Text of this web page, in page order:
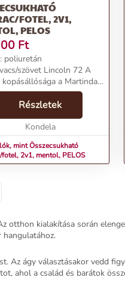
FOTEL, 2V1,
PELOS
Ft
poliuretán
szövet Lincoln 72 A
kopásállósága a Martindale
100 000 ciklus Szín:
Méretek (SzxMéxMa):
cm Szétnyitható
(SzxHo): 70x200 c...
Részletek
Kondela
mint Összecsukható
fotel, 2v1, mentol, PELOS
otthon kialakítása során
hangulatához.
Az ágy választásakor vedd
ahol a család és barátok